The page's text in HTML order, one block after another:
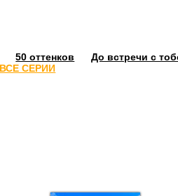
50 оттенков До встречи с
ВСЕ СЕРИИ